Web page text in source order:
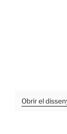
Obrir el